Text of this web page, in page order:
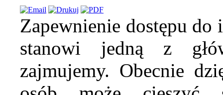
Zapewnienie dostępu
stanowi jedną z
zajmujemy. Obecnie